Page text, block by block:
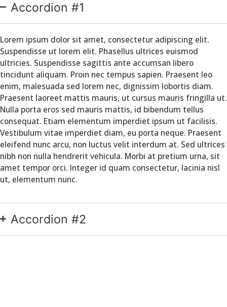
Accordion #1
Lorem ipsum dolor sit amet, consectetur adipiscing elit.
Suspendisse ut lorem elit. Phasellus ultrices euismod
ultricies. Suspendisse sagittis ante accumsan libero
tincidunt aliquam. Proin nec tempus sapien. Praesent leo
enim, malesuada sed lorem nec, dignissim lobortis diam.
Praesent laoreet mattis mauris, ut cursus mauris fringilla ut.
Nulla porta eros sed mauris mattis, id bibendum tellus
consequat. Etiam elementum imperdiet ipsum ut facilisis.
Vestibulum vitae imperdiet diam, eu porta neque. Praesent
eleifend nunc arcu, non luctus velit interdum at. Sed ultrices
nibh non nulla hendrerit vehicula. Morbi at pretium urna, sit
amet tempor orci. Integer id quam consectetur, lacinia nisl
ut, elementum nunc.
Accordion #2